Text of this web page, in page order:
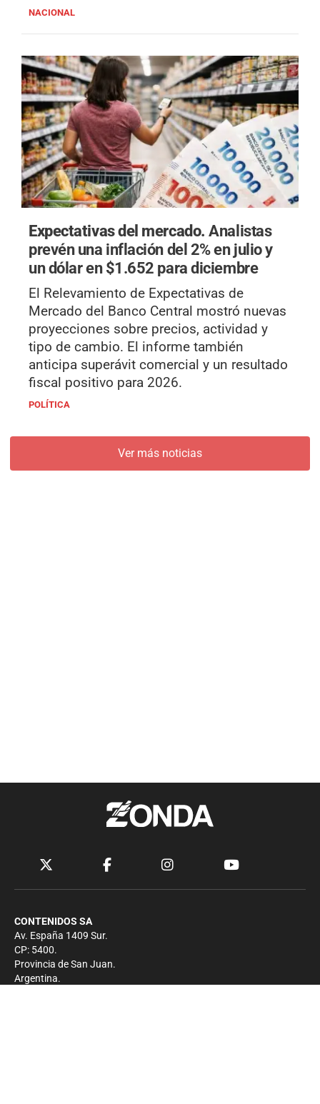
NACIONAL
Expectativas del mercado.Analistas
prevén una inflación del 2% en julio y
un dólar en $1.652 para diciembre
El Relevamiento de Expectativas de
Mercado del Banco Central mostró nuevas
proyecciones sobre precios, actividad y
tipo de cambio. El informe también
anticipa superávit comercial y un resultado
fiscal positivo para 2026.
POLÍTICA
Ver más noticias
CONTENIDOS SA
Av. España 1409 Sur.
CP: 5400.
Provincia de San Juan.
Argentina.